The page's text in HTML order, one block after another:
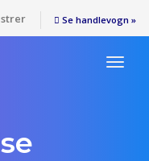
Se handlevogn »